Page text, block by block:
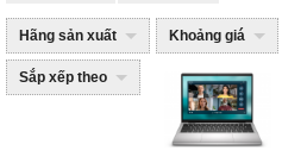
Hãng sản xuất Khoảng giá
Sắp xếp theo